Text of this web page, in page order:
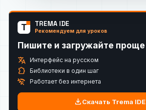
T TREMA IDE
Рекомендуем для уроков
Пишите и загружайте проще
translate Интерфейс на русском
extension Библиотеки в один шаг
wifi_off Работает без интернета
downloadСкачать Trema IDE